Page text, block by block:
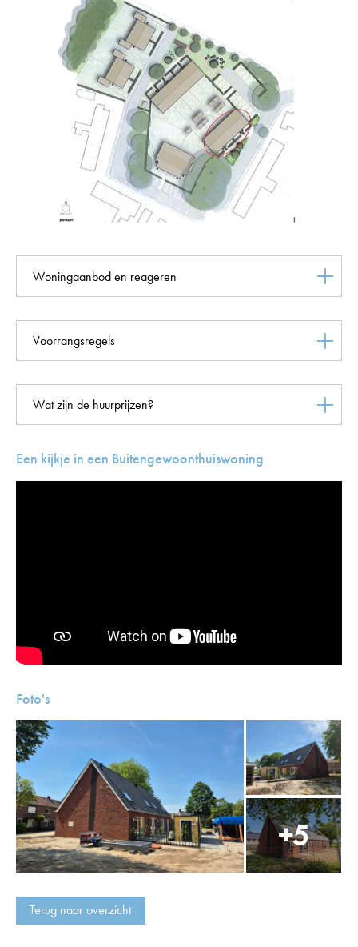
Woningaanbod en reageren
Voorrangsregels
Wat zijn de huurprijzen?
Een kijkje in een Buitengewoonthuiswoning
Foto's
Terug naar overzicht